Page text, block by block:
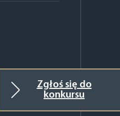
Zgłoś się do
konkursu